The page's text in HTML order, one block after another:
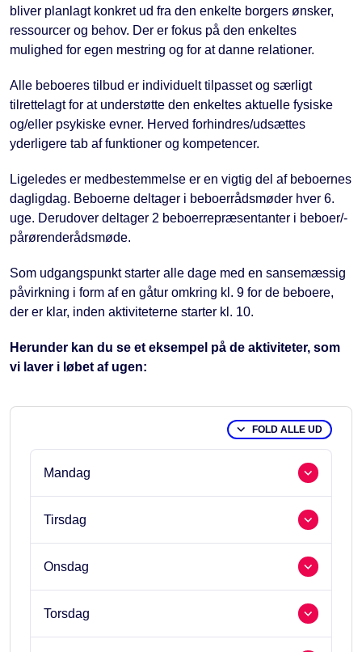
bliver planlagt konkret ud fra den enkelte borgers ønsker,
ressourcer og behov. Der er fokus på den enkeltes
mulighed for egen mestring og for at danne relationer.
Alle beboeres tilbud er individuelt tilpasset og særligt
tilrettelagt for at understøtte den enkeltes aktuelle fysiske
og/eller psykiske evner. Herved forhindres/udsættes
yderligere tab af funktioner og kompetencer.
Ligeledes er medbestemmelse er en vigtig del af beboernes
dagligdag. Beboerne deltager i beboerrådsmøder hver 6.
uge. Derudover deltager 2 beboerrepræsentanter i beboer/-
pårørenderådsmøde.
Som udgangspunkt starter alle dage med en sansemæssig
påvirkning i form af en gåtur omkring kl. 9 for de beboere,
der er klar, inden aktiviteterne starter kl. 10.
Herunder kan du se et eksempel på de aktiviteter, som
vi laver i løbet af ugen:
FOLD ALLE UD
Mandag
Tirsdag
Onsdag
Torsdag